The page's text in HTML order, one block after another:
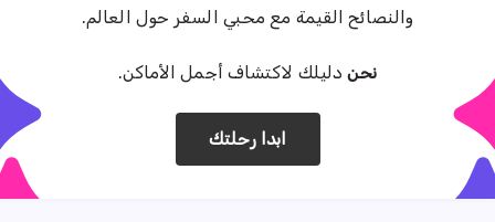
والنصائح القيمة مع محبي السفر حول العالم.
نحندليلك لاكتشاف أجمل الأماكن.
ابدا رحلتك